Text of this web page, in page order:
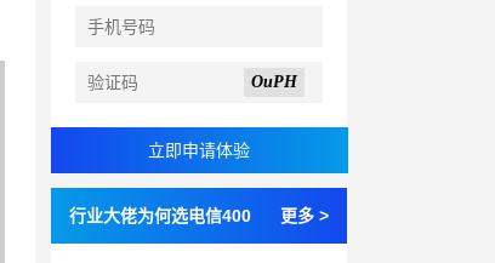
OuPH
行业大佬为何选电信400 更多 >